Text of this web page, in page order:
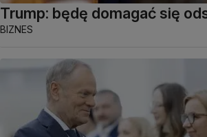
Trump: będę domagać się
BIZNES